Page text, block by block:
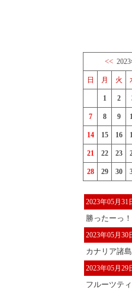
<<
日 月 火
1 2
7 8 9
14 15 16
21 22 23
28 29 30
2023年05月31
勝ったーっ！
2023年05月30
カナリア諸
2023年05月29
フルーツテ